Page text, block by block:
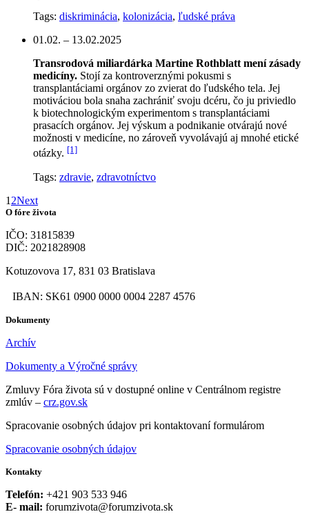
Tags: diskriminácia, kolonizácia, ľudské práva
01.02. – 13.02.2025
Transrodová miliardárka Martine Rothblatt mení zásady
medicíny. Stojí za kontroverznými pokusmi s
transplantáciami orgánov zo zvierat do ľudského tela. Jej
motiváciou bola snaha zachrániť svoju dcéru, čo ju priviedlo
k biotechnologickým experimentom s transplantáciami
prasacích orgánov. Jej výskum a podnikanie otvárajú nové
možnosti v medicíne, no zároveň vyvolávajú aj mnohé etické
otázky. [1]
Tags: zdravie, zdravotníctvo
1 2Next
O fóre života
IČO: 31815839
DIČ: 2021828908
Kotuzovova 17, 831 03 Bratislava
IBAN: SK61 0900 0000 0004 2287 4576
Dokumenty
Archív
Dokumenty a Výročné správy
Zmluvy Fóra života sú v dostupné online v Centrálnom registre
zmlúv – crz.gov.sk
Spracovanie osobných údajov pri kontaktovaní formulárom
Spracovanie osobných údajov
Kontakty
Telefón: +421 903 533 946
E- mail: forumzivota@forumzivota.sk